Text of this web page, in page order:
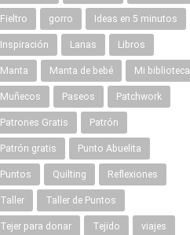
Fieltro gorro Ideas en 5 minutos
Inspiración Lanas Libros
Manta Manta de bebé Mi biblioteca
Muñecos Paseos Patchwork
Patrones Gratis Patrón
Patrón gratis Punto Abuelita
Puntos Quilting Reflexiones
Taller Taller de Puntos
Tejer para donar Tejido viajes